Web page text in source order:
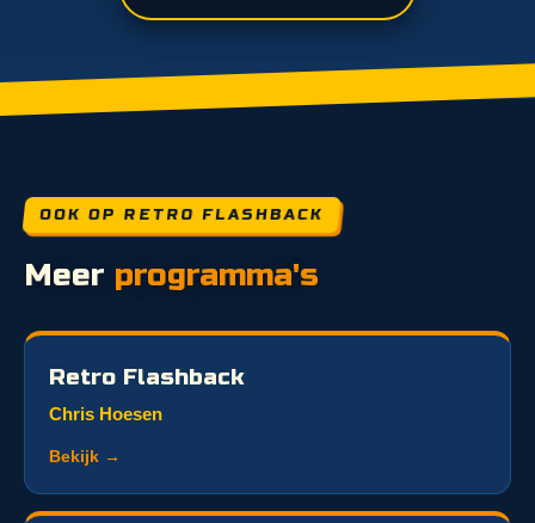
OOK OP RETRO FLASHBACK
Meer programma's
Retro Flashback
Chris Hoesen
Bekijk →